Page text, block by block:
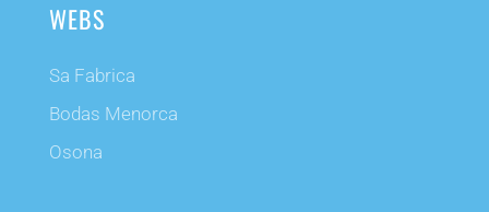
WEBS
Sa Fabrica
Bodas Menorca
Osona